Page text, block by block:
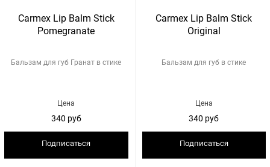
Carmex Lip Balm Stick
Pomegranate
Бальзам для губ Гранат в стике
Цена
340 руб
Подписаться
Carmex Lip Balm Stick
Original
Бальзам для губ в стике
Цена
340 руб
Подписаться